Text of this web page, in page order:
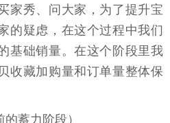
家秀、问大家，为了提升宝
的疑虑，在这个过程中我们
基础销量。在这个阶段里我
收藏加购量和订单量整体保
蓄力阶段）